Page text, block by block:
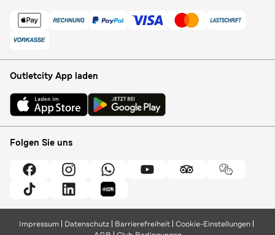
Outletcity App laden
Folgen Sie uns
Impressum Datenschutz Barrierefreiheit Cookie-Einstellungen